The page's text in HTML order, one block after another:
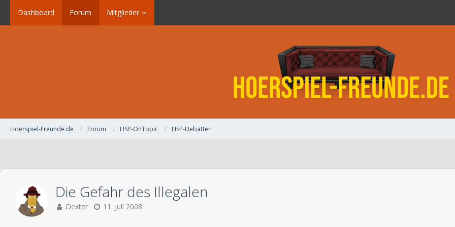
Dashboard Forum Mitglieder
Hoerspiel-Freunde.de Forum HSP-OnTopic HSP-Debatten
Die Gefahr des Illegalen
Dexter 11. Juli 2008